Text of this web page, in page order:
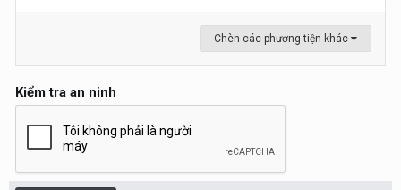
Chèn các phương tiện khác
Kiểm tra an ninh